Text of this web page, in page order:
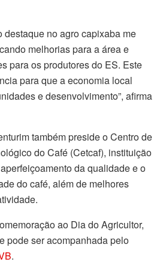
destaque no agro capixaba me
melhorias para a área e
para os produtores do ES. Este
para que a economia local
e desenvolvimento”, afirma
também preside o Centro de
do Café (Cetcaf), instituição
da qualidade e o
do café, além de melhores
ao Dia do Agricultor,
pode ser acompanhada pelo
.